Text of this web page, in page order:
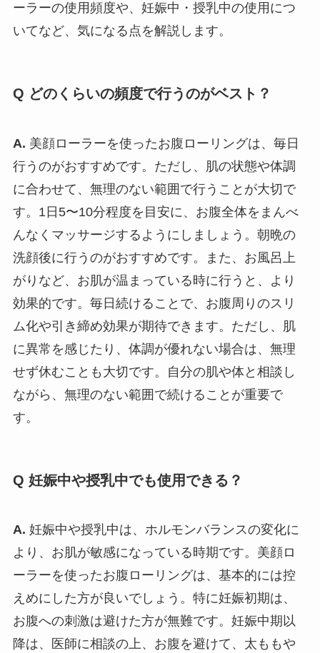
ーラーの使用頻度や、妊娠中・授乳中の使用につ
いてなど、気になる点を解説します。
Q どのくらいの頻度で行うのがベスト？
A. 美顔ローラーを使ったお腹ローリングは、毎日
行うのがおすすめです。ただし、肌の状態や体調
に合わせて、無理のない範囲で行うことが大切で
す。1日5〜10分程度を目安に、お腹全体をまんべ
んなくマッサージするようにしましょう。朝晩の
洗顔後に行うのがおすすめです。また、お風呂上
がりなど、お肌が温まっている時に行うと、より
効果的です。毎日続けることで、お腹周りのスリ
ム化や引き締め効果が期待できます。ただし、肌
に異常を感じたり、体調が優れない場合は、無理
せず休むことも大切です。自分の肌や体と相談し
ながら、無理のない範囲で続けることが重要で
す。
Q 妊娠中や授乳中でも使用できる？
A. 妊娠中や授乳中は、ホルモンバランスの変化に
より、お肌が敏感になっている時期です。美顔ロ
ーラーを使ったお腹ローリングは、基本的には控
えめにした方が良いでしょう。特に妊娠初期は、
お腹への刺激は避けた方が無難です。妊娠中期以
降は、医師に相談の上、お腹を避けて、太ももや